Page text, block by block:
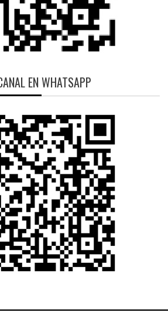
EN WHATSAPP